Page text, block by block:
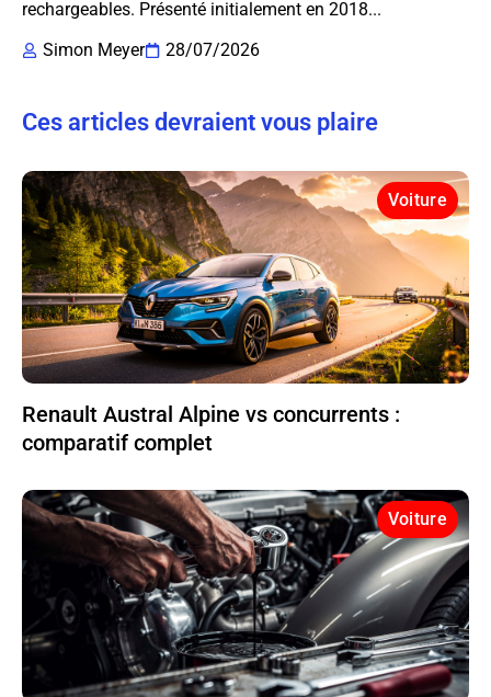
rechargeables. Présenté initialement en 2018...
Simon Meyer
28/07/2026
Ces articles devraient vous plaire
Voiture
Renault Austral Alpine vs concurrents :
comparatif complet
Voiture